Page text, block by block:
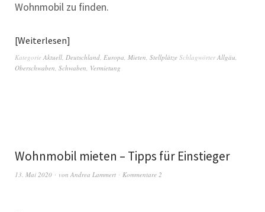
Wohnmobil zu finden.
Weiterlesen
Kategorie Aktuell, Deutschland, Europa, Mieten, Stellplätze SchlagwörterAllgäu,
Oberschwaben, Schwaben, Vermietung
Wohnmobil mieten – Tipps für Einstieger
13. Mai 2020 von Andrea Lammert Kommentare 2